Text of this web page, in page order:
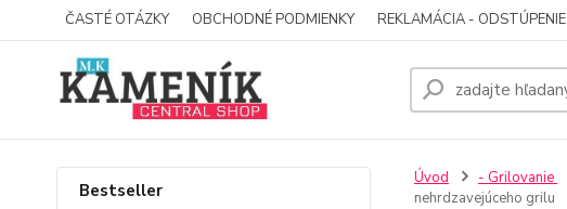
ČASTÉ OTÁZKY OBCHODNÉ PODMIENKY REKLAMÁCIA - ODSTÚPENIE
Bestseller
Úvod - Grilovanie
nehrdzavejúceho grilu